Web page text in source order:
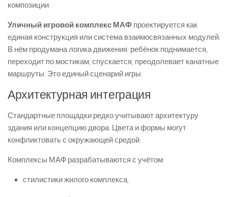
композиции.
Уличный игровой комплекс МАФ проектируется как
единая конструкция или система взаимосвязанных модулей.
В нём продумана логика движения: ребёнок поднимается,
переходит по мостикам, спускается, преодолевает канатные
маршруты. Это единый сценарий игры.
Архитектурная интеграция
Стандартные площадки редко учитывают архитектуру
здания или концепцию двора. Цвета и формы могут
конфликтовать с окружающей средой.
Комплексы МАФ разрабатываются с учётом:
стилистики жилого комплекса,